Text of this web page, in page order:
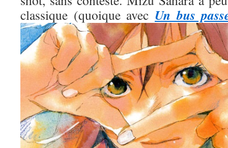
classique (quoique avec Un bus